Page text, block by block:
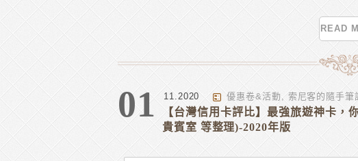
READ
01 11.2020 優惠卷&活動 索尼客的隨手筆
【台灣信用卡評比】最強旅遊神卡，
貴賓室 等整理)-2020年版